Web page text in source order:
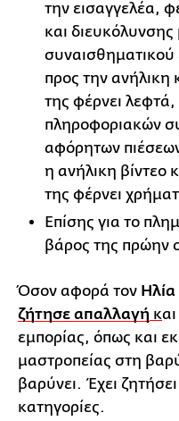
την εισαγγελέα,
και
προς την ανήλικη
της φέρνει
πληροφοριακών
αφόρητων
η ανήλικη βίντεο
της φέρνει
Επίσης για το
βάρος της πρώην
Όσον αφορά τον
ζήτησε απαλλαγή κ
εμπορίας, όπως και
μαστροπείας στη
βαρύνει. Έχει
κατηγορίες.